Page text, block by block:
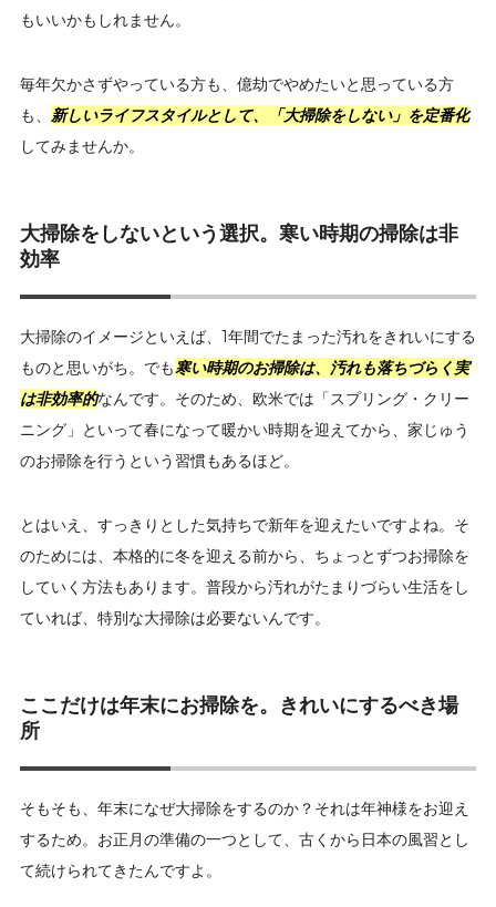
もいいかもしれません。
毎年欠かさずやっている方も、億劫でやめたいと思っている方
も、 新しいライフスタイルとして、「大掃除をしない」を定番化
してみませんか。
大掃除をしないという選択。寒い時期の掃除は非
効率
大掃除のイメージといえば、1年間でたまった汚れをきれいにする
ものと思いがち。でも寒い時期のお掃除は、汚れも落ちづらく実
は非効率的なんです。そのため、欧米では「スプリング・クリー
ニング」といって春になって暖かい時期を迎えてから、家じゅう
のお掃除を行うという習慣もあるほど。
とはいえ、すっきりとした気持ちで新年を迎えたいですよね。そ
のためには、本格的に冬を迎える前から、ちょっとずつお掃除を
していく方法もあります。普段から汚れがたまりづらい生活をし
ていれば、特別な大掃除は必要ないんです。
ここだけは年末にお掃除を。きれいにするべき場
所
そもそも、年末になぜ大掃除をするのか？それは年神様をお迎え
するため。お正月の準備の一つとして、古くから日本の風習とし
て続けられてきたんですよ。